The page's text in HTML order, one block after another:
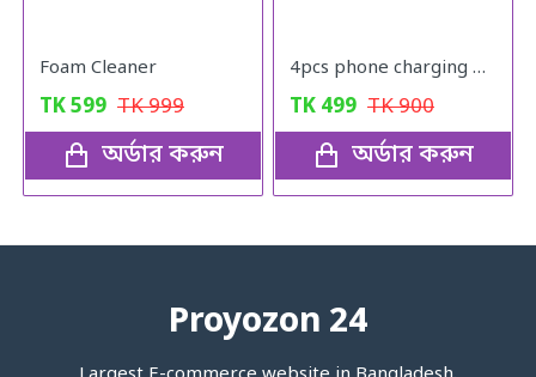
Foam Cleaner
TK599 TK999
অর্ডার করুন
4pcs phone charging bracket wall mounted holder
TK 499 TK900
অর্ডার করুন
Proyozon 24